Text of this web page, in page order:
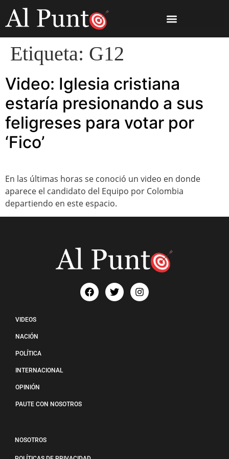
Etiqueta: G12
Video: Iglesia cristiana
estaría presionando a sus
feligreses para votar por
‘Fico’
En las últimas horas se conoció un video en donde
aparece el candidato del Equipo por Colombia
departiendo en este espacio.
VIDEOS
NACIÓN
POLÍTICA
INTERNACIONAL
OPINIÓN
PAUTE CON NOSOTROS
NOSOTROS